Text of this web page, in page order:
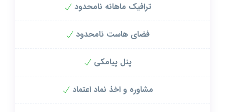
ترافیک ماهانه نامحدود
فضای هاست نامحدود
پنل پیامکی
مشاوره و اخذ نماد اعتماد